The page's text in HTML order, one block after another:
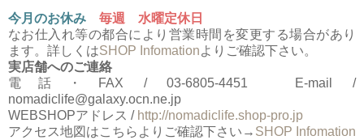
今月のお休み
毎週 水曜定休日
なお仕入れ等の都合により営業時間を変更する場合があり
ます。詳しくはSHOP Infomationよりご確認下さい。
実店舗へのご連絡
電話・FAX / 03-6805-4451 E-mail /
nomadiclife@galaxy.ocn.ne.jp
WEBSHOPアドレス / http://nomadiclife.shop-pro.jp
アクセス地図はこちらよりご確認下さい→ SHOP Infomation